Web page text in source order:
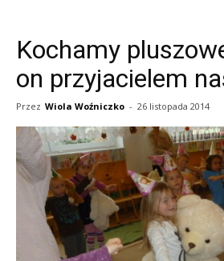
Kochamy
on przyjacielem
Przez Wiola Woźniczko - 26 listopada 2014